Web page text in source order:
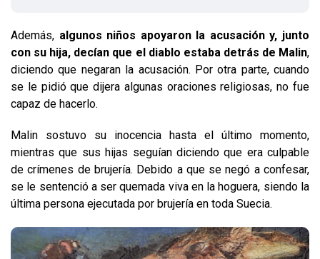
Además, algunos niños apoyaron la acusación y, junto
con su hija, decían que el diablo estaba detrás de Malin,
diciendo que negaran la acusación. Por otra parte, cuando
se le pidió que dijera algunas oraciones religiosas, no fue
capaz de hacerlo.
Malin sostuvo su inocencia hasta el último momento,
mientras que sus hijas seguían diciendo que era culpable
de crímenes de brujería. Debido a que se negó a confesar,
se le sentenció a ser quemada viva en la hoguera, siendo la
última persona ejecutada por brujería en toda Suecia.